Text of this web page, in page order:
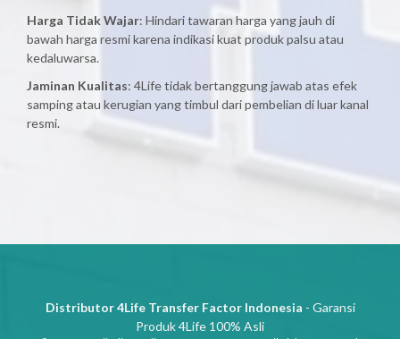
Harga Tidak Wajar: Hindari tawaran harga yang jauh di
bawah harga resmi karena indikasi kuat produk palsu atau
kedaluwarsa.
Jaminan Kualitas: 4Life tidak bertanggung jawab atas efek
samping atau kerugian yang timbul dari pembelian di luar kanal
resmi.
Distributor 4Life Transfer Factor Indonesia - Garansi
Produk 4Life 100% Asli